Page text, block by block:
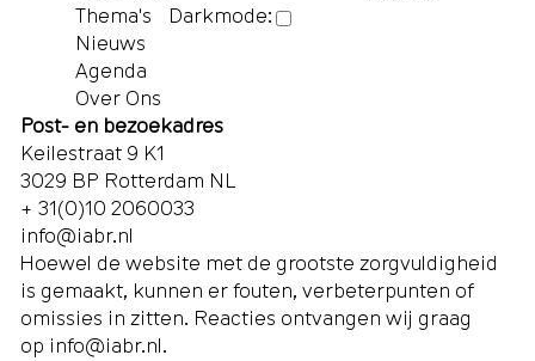
Thema's
Nieuws
Agenda
Over Ons
Darkmode:
Post- en bezoekadres
Keilestraat 9 K1
3029 BP Rotterdam NL
+ 31(0)10 2060033
info@iabr.nl
Hoewel de website met de grootste zorgvuldigheid
is gemaakt, kunnen er fouten, verbeterpunten of
omissies in zitten. Reacties ontvangen wij graag
op info@iabr.nl.